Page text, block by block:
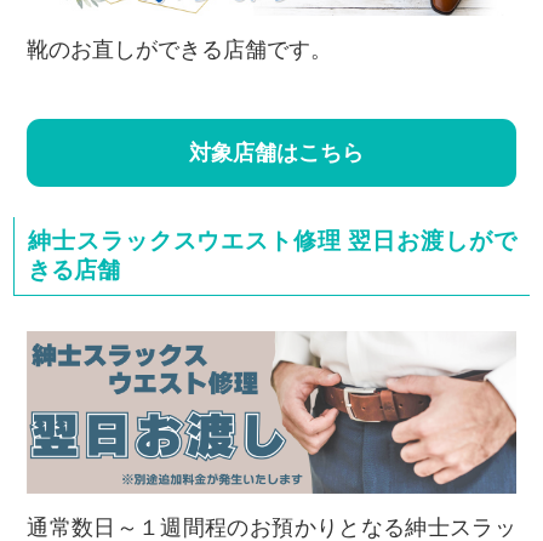
靴のお直しができる店舗です。
対象店舗はこちら
紳士スラックスウエスト修理 翌日お渡しがで
きる店舗
通常数日～１週間程のお預かりとなる紳士スラッ